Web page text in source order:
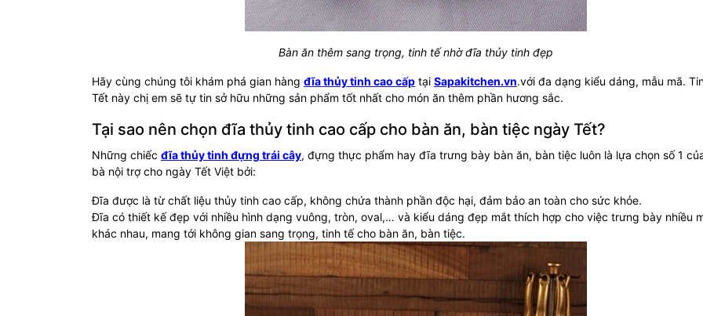
Bàn ăn thêm sang trọng, tinh tế nhờ đĩa thủy tinh đẹp
Hãy cùng chúng tôi khám phá gian hàng đĩa thủy tinh cao cấp tại Sapakitchen.vn.với đa dạng kiểu dáng, mẫu mã.
Tết này chị em sẽ tự tin sở hữu những sản phẩm tốt nhất cho món ăn thêm phần hương sắc.
Tại sao nên chọn đĩa thủy tinh cao cấp cho bàn ăn, bàn tiệc ngày Tết?
Những chiếc đĩa thủy tinh đựng trái cây, đựng thực phẩm hay đĩa trưng bày bàn ăn, bàn tiệc luôn là lựa chọn số 1
bà nội trợ cho ngày Tết Việt bởi:
Đĩa được là từ chất liệu thủy tinh cao cấp, không chứa thành phần độc hại, đảm bảo an toàn cho sức khỏe.
Đĩa có thiết kế đẹp với nhiều hình dạng vuông, tròn, oval,… và kiểu dáng đẹp mắt thích hợp cho việc trưng bày nhiều
khác nhau, mang tới không gian sang trọng, tinh tế cho bàn ăn, bàn tiệc.